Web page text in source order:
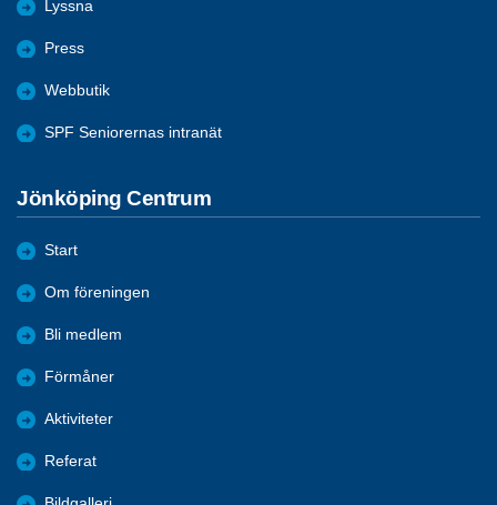
Lyssna
Press
Webbutik
SPF Seniorernas intranät
Jönköping Centrum
Start
Om föreningen
Bli medlem
Förmåner
Aktiviteter
Referat